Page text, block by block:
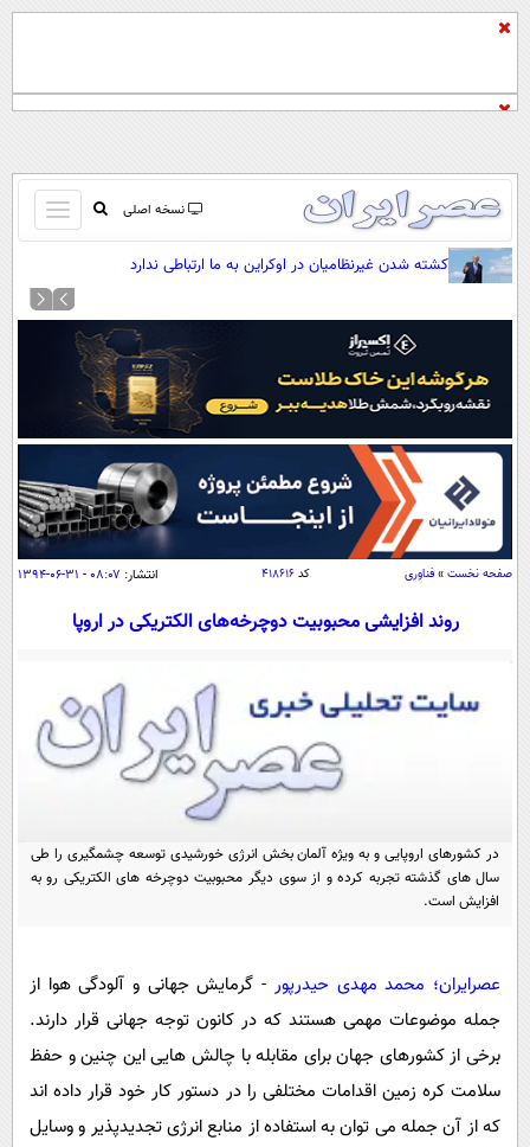
نسخه اصلی
باز
و
کردن
صفحه اول
نظرسنجی
آب و هوا
اوقات شرعی
پیوند ها
سواد زندگی
اقتصاد
اقتصادی
جامعه
حوادث
سلامت
یک برش دانایی
سفر و تفریح
بین الملل
فرهنگ و هنر
علم و دانش
علمی
گوناگون
مجله تصویری سلاح
ورزش
سیاست
فناوری
خواندنی ها و دیدنی ها
داستان کوتاه
پیامک
آموزش زبان
کشته شدن غیرنظامیان در اوکراین به ما ارتباطی ندارد
صفحه نخست » فناوری کد ۴۱۸۶۱۶ انتشار: ۰۸:۰۷ - ۳۱-۰۶-۱۳۹۴
روند افزایشی محبوبیت دوچرخه‌های الکتریکی در اروپا
در کشورهای اروپایی و به ویژه آلمان بخش انرژی خورشیدی توسعه چشمگیری را طی
سال های گذشته تجربه کرده و از سوی دیگر محبوبیت دوچرخه های الکتریکی رو به
افزایش است.
عصرایران؛ محمد مهدی حیدرپور - گرمایش جهانی و آلودگی هوا از
جمله موضوعات مهمی هستند که در کانون توجه جهانی قرار دارند.
برخی از کشورهای جهان برای مقابله با چالش هایی این چنین و حفظ
سلامت کره زمین اقدامات مختلفی را در دستور کار خود قرار داده اند
که از آن جمله می توان به استفاده از منابع انرژی تجدیدپذیر و وسایل